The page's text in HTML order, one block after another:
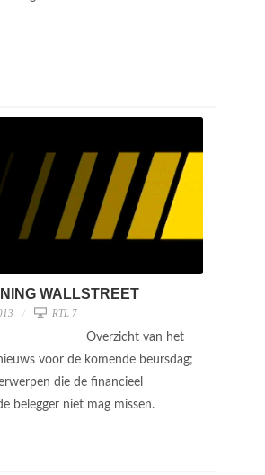
WALLSTREET
RTL 7
Overzicht van het
voor de komende beursdag;
die de financieel
belegger niet mag missen.